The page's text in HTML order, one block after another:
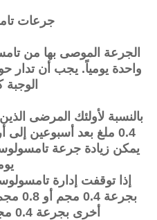
جرعات
واحدة يومياً. يجب أن
بالنسبة لأولئك المرضى
0.4 ملغ بعد أسبوعين
إذا توقفت إدارة
أخرى بجرعة 0.4 مجم مرة واحدة يومياً